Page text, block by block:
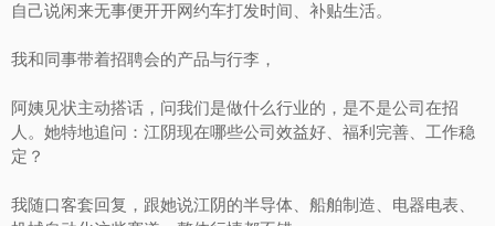
自己说闲来无事便开开网约车打发时间、补贴生活。
我和同事带着招聘会的产品与行李，
阿姨见状主动搭话，问我们是做什么行业的，是不是公司在招
人。她特地追问：江阴现在哪些公司效益好、福利完善、工作稳
定？
我随口客套回复，跟她说江阴的半导体、船舶制造、电器电表、